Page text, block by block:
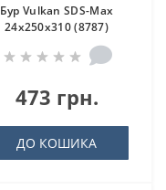
Бур Vulkan SDS-Max
24x250x310 (8787)
473 грн.
ДО КОШИКА